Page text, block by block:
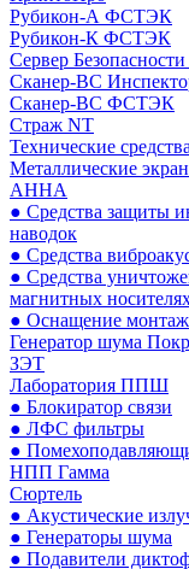
Рубикон-А ФСТЭК
Рубикон-К ФСТЭК
Сервер
Сканер-ВС
Сканер-ВС ФСТЭК
Страж NT
Технические
Металлические
АННА
● Средства защиты
наводок
● Средства
● Средства
магнитных
● Оснащение
Генератор шума
ЗЭТ
Лаборатория ППШ
● Блокиратор связи
● ЛФС фильтры
●
НПП Гамма
Сюртель
● Акустические
● Генераторы шума
● Подавители